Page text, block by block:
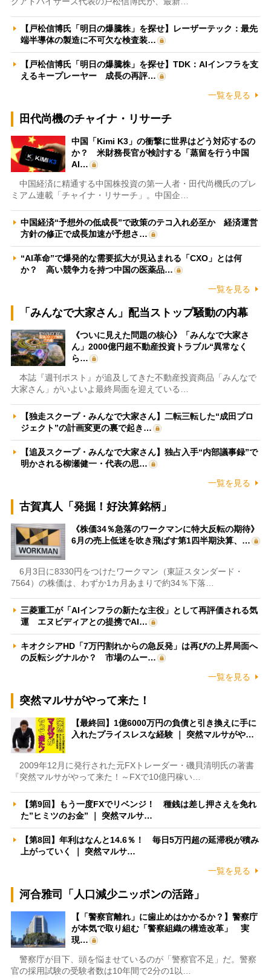
【戸松信博氏「明日の爆騰株」を探せ】レーザーテック：最先
端半導体の製造に不可欠な検査装…
【戸松信博氏「明日の爆騰株」を探せ】TDK：AIインフラを支
えるキープレーヤー 成長の再評…
一覧を見る
田代尚機のチャイナ・リサーチ
中国「Kimi K3」の衝撃に世界はどう対応するの
か？ 米財務長官が検討する「蒸留を行う中国
AI…
中国経済に精通する中国株投資の第一人者・田代尚機氏のプレ
ミアム連載「チャイナ・リサーチ」。中国企…
中国経済“予想外の低成長”で政策のテコ入れ必至か 経済運営
方針の修正で成長加速が予想さ…
“AI革命”で爆発的な需要拡大が見込まれる「CXO」とは何
か？ 高い競争力を持つ中国の医薬品…
一覧を見る
「みんなで大家さん」配当ストップ騒動の内幕
《ついに見えた問題の核心》「みんなで大家さ
ん」2000億円超不動産投資トラブル“異常なく
ら…
本誌『週刊ポスト』が追及してきた不動産投資商品「みんなで
大家さん」がいよいよ最終局面を迎えている…
【独走スクープ・みんなで大家さん】二転三転した“成田プロ
ジェクト”の計画変更の裏で起き…
【追及スクープ・みんなで大家さん】独占入手“内部議事録”で
明かされる柳瀬健一・代表の思…
一覧を見る
古賀真人「発掘！好決算銘柄」
《株価34％急落のワークマンに特大反転の期待》
6月の売上低迷を吹き飛ばす第1四半期決算、…
6月3日に8330円をつけたワークマン（東証スタンダード・
7564）の株価は、わずか1カ月あまりで約34％下落…
三菱重工が「AIインフラの新たな主役」として再評価される気
運 エヌビディアとの提携でAI…
キオクシアHD「7万円割れからの急反発」は再びの上昇局面へ
の反転シグナルか？ 市場のムー…
一覧を見る
突然マルサがやって来た！
【最終回】1億6000万円の負債と引き換えに手に
入れたプライスレスな経験 ｜ 突然マルサがや…
2009年12月に発行された元FXトレーダー・磯貝清明氏の著書
『突然マルサがやって来た！～FXで10億円稼い…
【第9回】もう一度FXでリベンジ！ 種銭は差し押さえを免れ
た”ヒミツのお金” ｜ 突然マルサ…
【第8回】年利はなんと14.6％！ 毎日5万円超の延滞税が積み
上がっていく ｜ 突然マルサ…
一覧を見る
河合雅司「人口減少ニッポンの活路」
【「警察官離れ」に歯止めはかかるか？】警察庁
が本気で取り組む「警察組織の構造改革」 実
現…
警察庁が目下、頭を悩ませているのが「警察官不足」だ。警察
官の採用試験の受験者数は10年間で2分の1以…